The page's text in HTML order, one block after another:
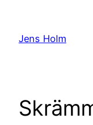
innehåll
Jens Holm